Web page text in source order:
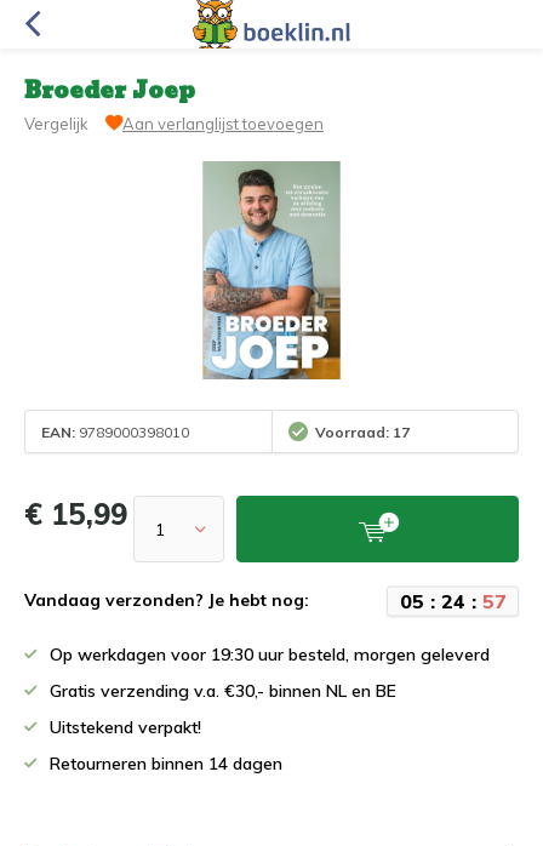
Broeder Joep
Vergelijk Aan verlanglijst toevoegen
EAN: 9789000398010 Voorraad: 17
€ 15,99
Vandaag verzonden? Je hebt nog: 05 : 24 : 57
Op werkdagen voor 19:30 uur besteld, morgen geleverd
Gratis verzending v.a. €30,- binnen NL en BE
Uitstekend verpakt!
Retourneren binnen 14 dagen